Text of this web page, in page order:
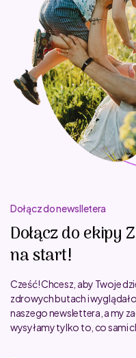
Dołącz do newslletera
Dołącz do ekipy
na start!
Cześć! Chcesz, aby Twoje
zdrowych butach i
naszego newslettera, a my
wysyłamy tylko to, co sami